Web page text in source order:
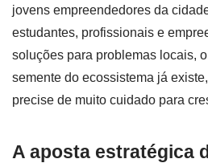
jovens empreendedores da
estudantes, profissionais e
soluções para problemas locais,
semente do ecossistema já
precise de muito cuidado para
A aposta estratégica